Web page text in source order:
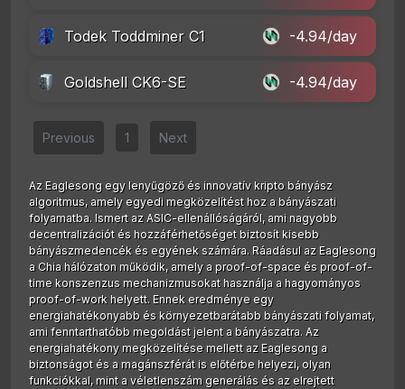
Todek Toddminer C1 -4.94/day
Goldshell CK6-SE -4.94/day
Previous 1 Next
Az Eaglesong egy lenyűgöző és innovatív kripto bányász
algoritmus, amely egyedi megközelítést hoz a bányászati
folyamatba. Ismert az ASIC-ellenállóságáról, ami nagyobb
decentralizációt és hozzáférhetőséget biztosít kisebb
bányászmedencék és egyének számára. Ráadásul az Eaglesong
a Chia hálózaton működik, amely a proof-of-space és proof-of-
time konszenzus mechanizmusokat használja a hagyományos
proof-of-work helyett. Ennek eredménye egy
energiahatékonyabb és környezetbarátabb bányászati folyamat,
ami fenntarthatóbb megoldást jelent a bányászatra. Az
energiahatékony megközelítése mellett az Eaglesong a
biztonságot és a magánszférát is előtérbe helyezi, olyan
funkciókkal, mint a véletlenszám generálás és az elrejtett